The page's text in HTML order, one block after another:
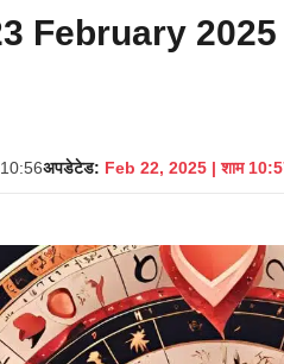
February 2025
अपडेटेड: Feb 22, 2025 | शाम